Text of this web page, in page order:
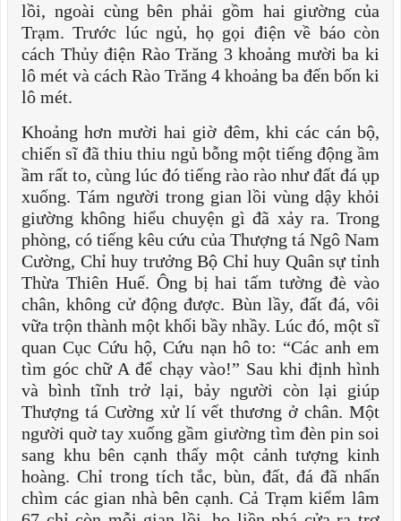
lồi, ngoài cùng bên phải gồm hai giường của
Trạm. Trước lúc ngủ, họ gọi điện về báo còn
cách Thủy điện Rào Trăng 3 khoảng mười ba ki
lô mét và cách Rào Trăng 4 khoảng ba đến bốn ki
lô mét.
Khoảng hơn mười hai giờ đêm, khi các cán bộ,
chiến sĩ đã thiu thiu ngủ bỗng một tiếng động ầm
ầm rất to, cùng lúc đó tiếng rào rào như đất đá ụp
xuống. Tám người trong gian lồi vùng dậy khỏi
giường không hiểu chuyện gì đã xảy ra. Trong
phòng, có tiếng kêu cứu của Thượng tá Ngô Nam
Cường, Chỉ huy trưởng Bộ Chỉ huy Quân sự tỉnh
Thừa Thiên Huế. Ông bị hai tấm tường đè vào
chân, không cử động được. Bùn lầy, đất đá, vôi
vữa trộn thành một khối bầy nhầy. Lúc đó, một sĩ
quan Cục Cứu hộ, Cứu nạn hô to: “Các anh em
tìm góc chữ A để chạy vào!” Sau khi định hình
và bình tĩnh trở lại, bảy người còn lại giúp
Thượng tá Cường xử lí vết thương ở chân. Một
người quờ tay xuống gầm giường tìm đèn pin soi
sang khu bên cạnh thấy một cảnh tượng kinh
hoàng. Chỉ trong tích tắc, bùn, đất, đá đã nhấn
chìm các gian nhà bên cạnh. Cả Trạm kiểm lâm